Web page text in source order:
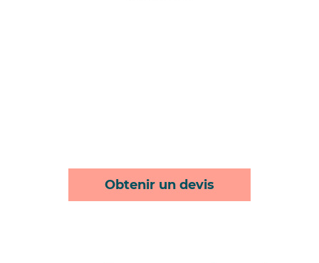
Obtenir un devis